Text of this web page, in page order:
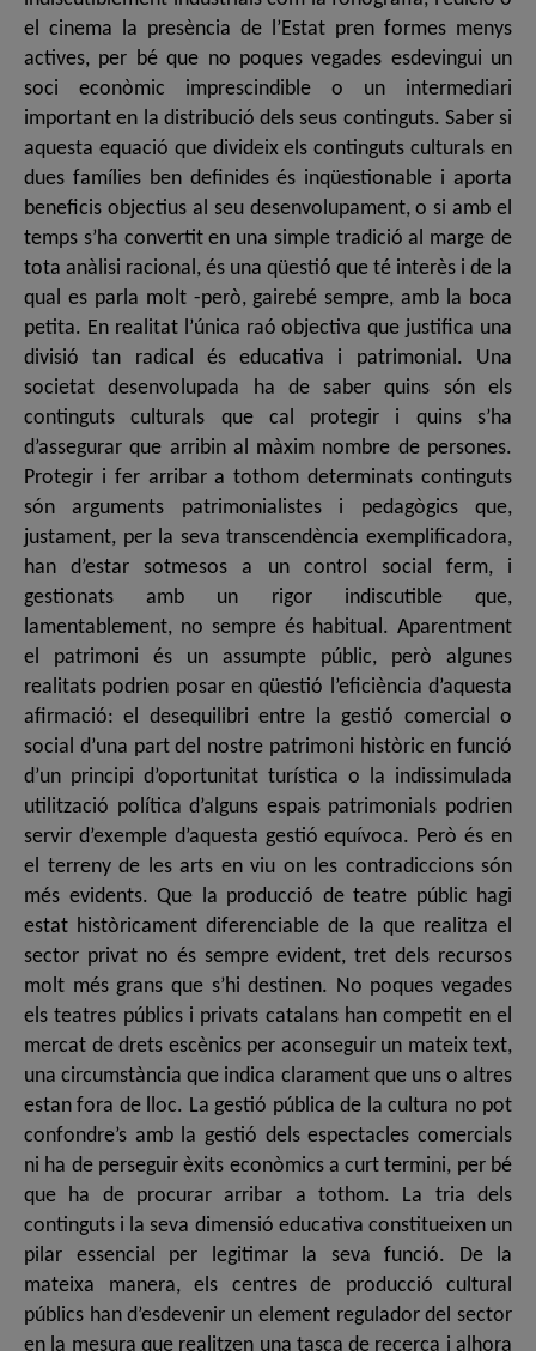
el cinema la presència de l’Estat pren formes menys
actives, per bé que no poques vegades esdevingui un
soci econòmic imprescindible o un intermediari
important en la distribució dels seus continguts. Saber si
aquesta equació que divideix els continguts culturals en
dues famílies ben definides és inqüestionable i aporta
beneficis objectius al seu desenvolupament, o si amb el
temps s’ha convertit en una simple tradició al marge de
tota anàlisi racional, és una qüestió que té interès i de la
qual es parla molt -però, gairebé sempre, amb la boca
petita. En realitat l’única raó objectiva que justifica una
divisió tan radical és educativa i patrimonial. Una
societat desenvolupada ha de saber quins són els
continguts culturals que cal protegir i quins s’ha
d’assegurar que arribin al màxim nombre de persones.
Protegir i fer arribar a tothom determinats continguts
són arguments patrimonialistes i pedagògics que,
justament, per la seva transcendència exemplificadora,
han d’estar sotmesos a un control social ferm, i
gestionats amb un rigor indiscutible que,
lamentablement, no sempre és habitual. Aparentment
el patrimoni és un assumpte públic, però algunes
realitats podrien posar en qüestió l’eficiència d’aquesta
afirmació: el desequilibri entre la gestió comercial o
social d’una part del nostre patrimoni històric en funció
d’un principi d’oportunitat turística o la indissimulada
utilització política d’alguns espais patrimonials podrien
servir d’exemple d’aquesta gestió equívoca. Però és en
el terreny de les arts en viu on les contradiccions són
més evidents. Que la producció de teatre públic hagi
estat històricament diferenciable de la que realitza el
sector privat no és sempre evident, tret dels recursos
molt més grans que s’hi destinen. No poques vegades
els teatres públics i privats catalans han competit en el
mercat de drets escènics per aconseguir un mateix text,
una circumstància que indica clarament que uns o altres
estan fora de lloc. La gestió pública de la cultura no pot
confondre’s amb la gestió dels espectacles comercials
ni ha de perseguir èxits econòmics a curt termini, per bé
que ha de procurar arribar a tothom. La tria dels
continguts i la seva dimensió educativa constitueixen un
pilar essencial per legitimar la seva funció. De la
mateixa manera, els centres de producció cultural
públics han d’esdevenir un element regulador del sector
en la mesura que realitzen una tasca de recerca i alhora